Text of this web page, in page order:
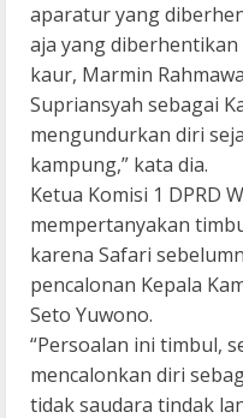
aparatur yang
aja yang diberhentikan
kaur, Marmin
Supriansyah sebagai
mengundurkan diri
kampung,” kata dia.
Ketua Komisi 1 DPRD
mempertanyakan
karena Safari
pencalonan Kepala
Seto Yuwono.
“Persoalan ini timbul,
mencalonkan diri
tidak saudara tindak